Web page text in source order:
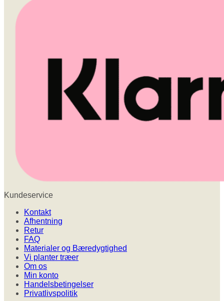
Kundeservice
Kontakt
Afhentning
Retur
FAQ
Materialer og Bæredygtighed
Vi planter træer
Om os
Min konto
Handelsbetingelser
Privatlivspolitik